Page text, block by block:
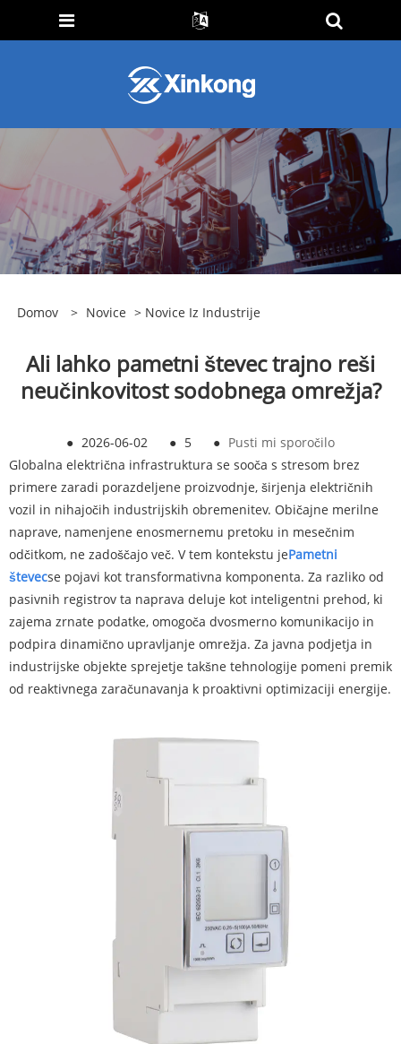
Domov > Novice > Novice Iz Industrije
Ali lahko pametni števec trajno reši
neučinkovitost sodobnega omrežja?
● 2026-06-02 ● 5 ● Pusti mi sporočilo
Globalna električna infrastruktura se sooča s stresom brez
primere zaradi porazdeljene proizvodnje, širjenja električnih
vozil in nihajočih industrijskih obremenitev. Običajne merilne
naprave, namenjene enosmernemu pretoku in mesečnim
odčitkom, ne zadoščajo več. V tem kontekstu jePametni
števecse pojavi kot transformativna komponenta. Za razliko od
pasivnih registrov ta naprava deluje kot inteligentni prehod, ki
zajema zrnate podatke, omogoča dvosmerno komunikacijo in
podpira dinamično upravljanje omrežja. Za javna podjetja in
industrijske objekte sprejetje takšne tehnologije pomeni premik
od reaktivnega zaračunavanja k proaktivni optimizaciji energije.